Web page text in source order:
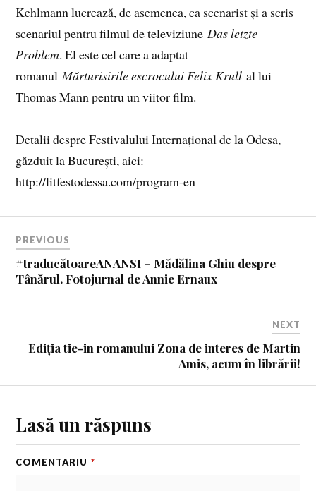
Kehlmann lucrează, de asemenea, ca scenarist și a scris
scenariul pentru filmul de televiziuneDas letzte
Problem. El este cel care a adaptat
romanulMărturisirile escrocului Felix Krull al lui
Thomas Mann pentru un viitor film.
Detalii despre Festivalului Internațional de la Odesa,
găzduit la București, aici:
http://litfestodessa.com/program-en
PREVIOUS
#traducătoareANANSI – Mădălina Ghiu despre
Tânărul. Fotojurnal de Annie Ernaux
NEXT
Ediția tie-in romanului Zona de interes de Martin
Amis, acum în librării!
Lasă un răspuns
COMENTARIU *